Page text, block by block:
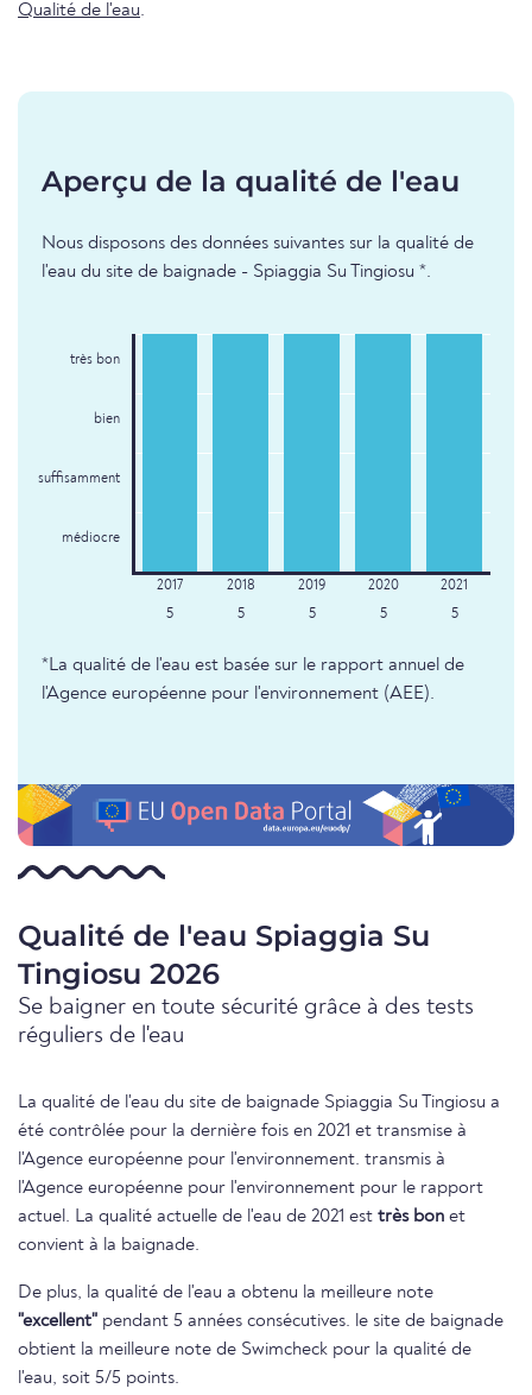
Qualité de l'eau.
Aperçu de la qualité de l'eau
Nous disposons des données suivantes sur la qualité de
l'eau du site de baignade - Spiaggia Su Tingiosu *.
très bon
bien
suffisamment
médiocre
5 5 5 5 5
*La qualité de l'eau est basée sur le rapport annuel de
l'Agence européenne pour l'environnement (AEE).
Qualité de l'eau Spiaggia Su
Tingiosu 2026
Se baigner en toute sécurité grâce à des tests
réguliers de l'eau
La qualité de l'eau du site de baignade Spiaggia Su Tingiosu a
été contrôlée pour la dernière fois en 2021 et transmise à
l'Agence européenne pour l'environnement. transmis à
l'Agence européenne pour l'environnement pour le rapport
actuel. La qualité actuelle de l'eau de 2021 est très bon et
convient à la baignade.
De plus, la qualité de l'eau a obtenu la meilleure note
"excellent" pendant 5 années consécutives. le site de baignade
obtient la meilleure note de Swimcheck pour la qualité de
l'eau, soit 5/5 points.